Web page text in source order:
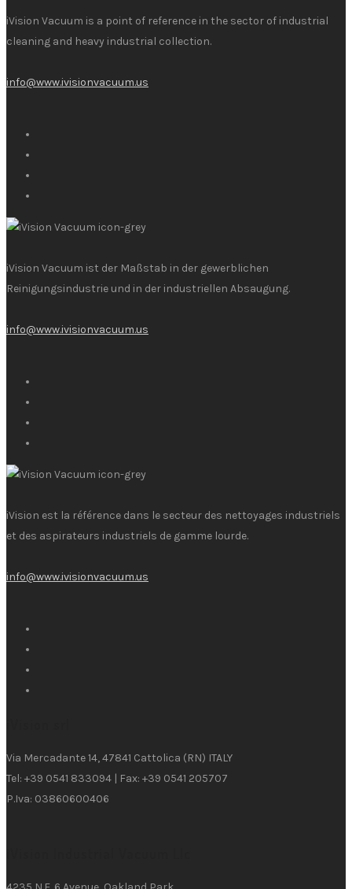
iVision Vacuum is a point of reference in the sector of industrial
cleaning and heavy industrial collection.
info@www.ivisionvacuum.us
iVision Vacuum ist der Maßstab in der gewerblichen
Reinigungsindustrie und in der industriellen Absaugung.
info@www.ivisionvacuum.us
iVision est la référence dans le secteur des nettoyages industriels
et des aspirateurs industriels de gamme lourde.
info@www.ivisionvacuum.us
Via Mercadante 14, 47841 Cattolica (RN) ITALY
Tel: +39 0541 833094 | Fax: +39 0541 205707
P.Iva: 03860600406